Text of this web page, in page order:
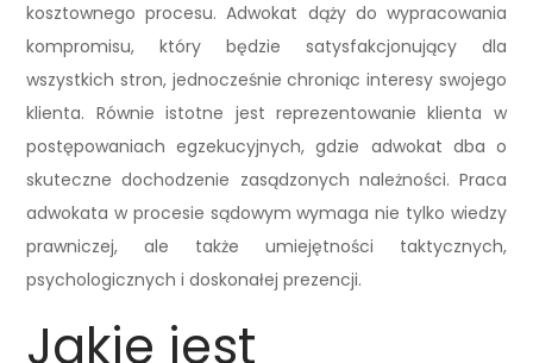
kosztownego procesu. Adwokat dąży do wypracowania
kompromisu, który będzie satysfakcjonujący dla
wszystkich stron, jednocześnie chroniąc interesy swojego
klienta. Równie istotne jest reprezentowanie klienta w
postępowaniach egzekucyjnych, gdzie adwokat dba o
skuteczne dochodzenie zasądzonych należności. Praca
adwokata w procesie sądowym wymaga nie tylko wiedzy
prawniczej, ale także umiejętności taktycznych,
psychologicznych i doskonałej prezencji.
Jakie jest